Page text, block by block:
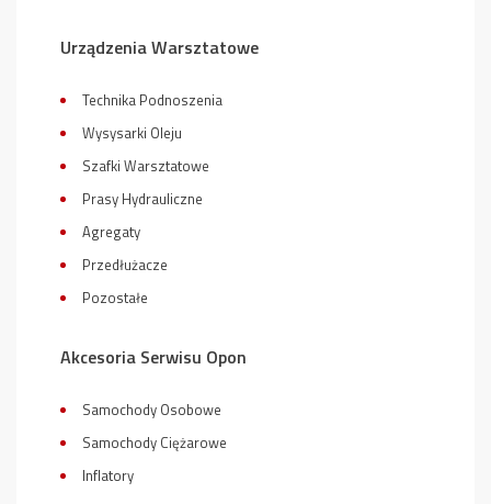
Urządzenia Warsztatowe
Technika Podnoszenia
Wysysarki Oleju
Szafki Warsztatowe
Prasy Hydrauliczne
Agregaty
Przedłużacze
Pozostałe
Akcesoria Serwisu Opon
Samochody Osobowe
Samochody Ciężarowe
Inflatory